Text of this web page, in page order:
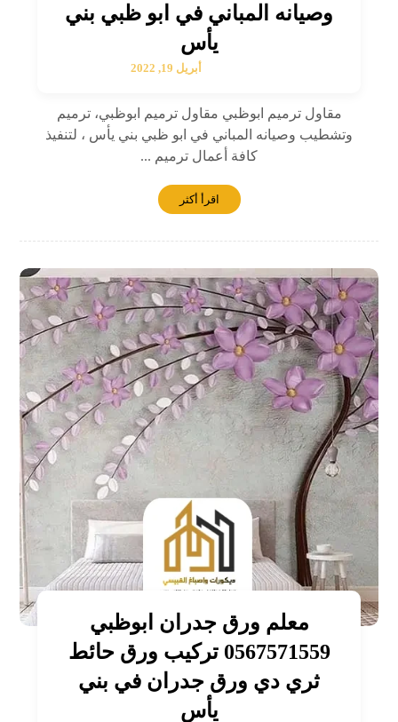
وصيانه المباني في ابو ظبي بني
يأس
أبريل 19, 2022
مقاول ترميم ابوظبي مقاول ترميم ابوظبي، ترميم
وتشطيب وصيانه المباني في ابو ظبي بني يأس ، لتنفيذ
كافة أعمال ترميم ...
اقرأ أكثر
معلم ورق جدران ابوظبي
0567571559 تركيب ورق حائط
ثري دي ورق جدران في بني
يأس